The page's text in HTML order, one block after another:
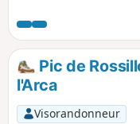
Voir aussi
au pied du Canigou,
Taurinya. Plusieurs
Canigou.Pic de
l'Arca
Visorandonneur